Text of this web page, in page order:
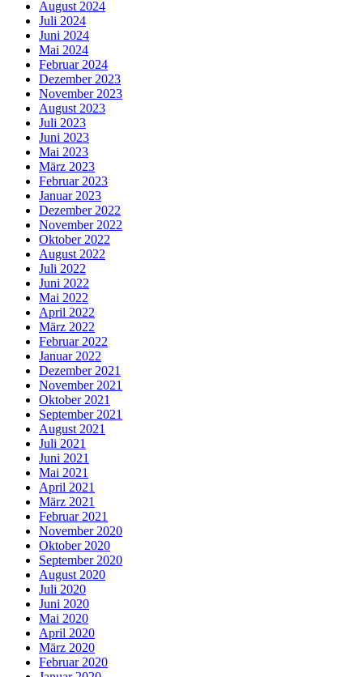
August 2024
Juli 2024
Juni 2024
Mai 2024
Februar 2024
Dezember 2023
November 2023
August 2023
Juli 2023
Juni 2023
Mai 2023
März 2023
Februar 2023
Januar 2023
Dezember 2022
November 2022
Oktober 2022
August 2022
Juli 2022
Juni 2022
Mai 2022
April 2022
März 2022
Februar 2022
Januar 2022
Dezember 2021
November 2021
Oktober 2021
September 2021
August 2021
Juli 2021
Juni 2021
Mai 2021
April 2021
März 2021
Februar 2021
November 2020
Oktober 2020
September 2020
August 2020
Juli 2020
Juni 2020
Mai 2020
April 2020
März 2020
Februar 2020